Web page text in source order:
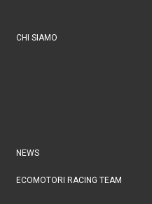
CHI SIAMO
NEWS
ECOMOTORI RACING TEAM